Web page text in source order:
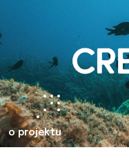
o projektu